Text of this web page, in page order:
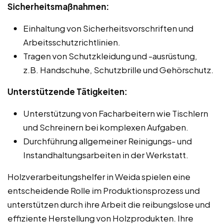
Sicherheitsmaßnahmen:
Einhaltung von Sicherheitsvorschriften und
Arbeitsschutzrichtlinien.
Tragen von Schutzkleidung und -ausrüstung,
z.B. Handschuhe, Schutzbrille und Gehörschutz.
Unterstützende Tätigkeiten:
Unterstützung von Facharbeitern wie Tischlern
und Schreinern bei komplexen Aufgaben.
Durchführung allgemeiner Reinigungs- und
Instandhaltungsarbeiten in der Werkstatt.
Holzverarbeitungshelfer in Weida spielen eine
entscheidende Rolle im Produktionsprozess und
unterstützen durch ihre Arbeit die reibungslose und
effiziente Herstellung von Holzprodukten. Ihre